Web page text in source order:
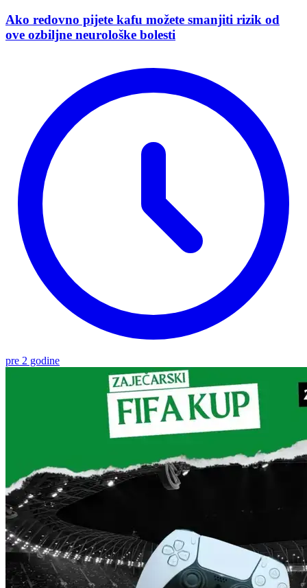
Ako redovno pijete kafu možete smanjiti rizik od
ove ozbiljne neurološke bolesti
pre 2 godine